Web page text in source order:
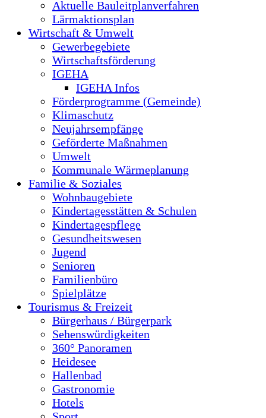
Aktuelle Bauleitplanverfahren
Lärmaktionsplan
Wirtschaft & Umwelt
Gewerbegebiete
Wirtschaftsförderung
IGEHA
IGEHA Infos
Förderprogramme (Gemeinde)
Klimaschutz
Neujahrsempfänge
Geförderte Maßnahmen
Umwelt
Kommunale Wärmeplanung
Familie & Soziales
Wohnbaugebiete
Kindertagesstätten & Schulen
Kindertagespflege
Gesundheitswesen
Jugend
Senioren
Familienbüro
Spielplätze
Tourismus & Freizeit
Bürgerhaus / Bürgerpark
Sehenswürdigkeiten
360° Panoramen
Heidesee
Hallenbad
Gastronomie
Hotels